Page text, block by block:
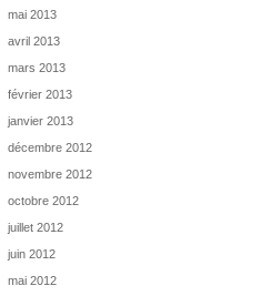
mai 2013
avril 2013
mars 2013
février 2013
janvier 2013
décembre 2012
novembre 2012
octobre 2012
juillet 2012
juin 2012
mai 2012